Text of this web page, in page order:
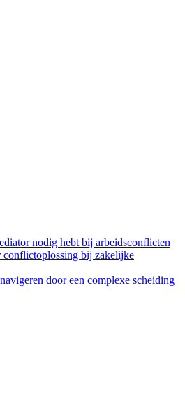
nodig hebt bij arbeidsconflicten
conflictoplossing bij zakelijke
door een complexe scheiding